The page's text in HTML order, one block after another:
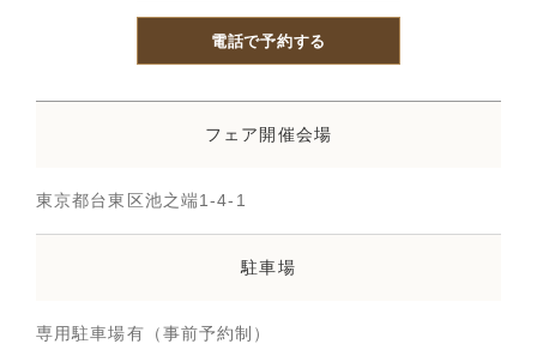
電話で予約する
フェア開催会場
東京都台東区池之端1-4-1
駐車場
専用駐車場有（事前予約制）